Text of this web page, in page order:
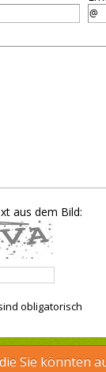
aus dem Bild:
obligatorisch
Sie könnten